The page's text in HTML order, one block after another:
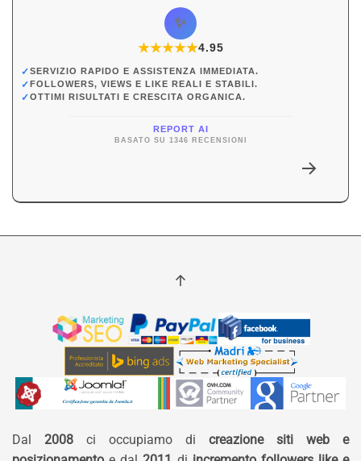
✨
★★★★★
★4.95
✓SERVIZIO RAPIDO E ASSISTENZA IMMEDIATA.
✓FOLLOWERS, VIEWS E LIKE REALI E STABILI.
✓OTTIMI RISULTATI E CRESCITA ORGANICA.
REPORT AI
BASATO SU 1346 RECENSIONI
Dal 2008 ci occupiamo di creazione siti web e